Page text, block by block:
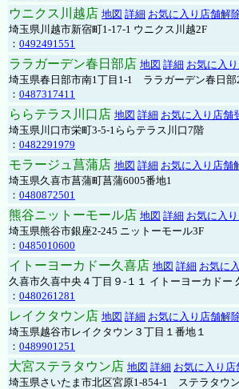
ウニクス川越店 地図 詳細 お気に入り店舗解
埼玉県川越市新宿町1-17-1 ウニクス川越2F
： 0492491551
ララガーデン春日部店 地図 詳細 お気に入
埼玉県春日部市南1丁目1-1 ララガーデン春日部
： 0487317411
ららテラス川口店 地図 詳細 お気に入り店舗
埼玉県川口市栄町3-5-1ららテラス川口7階
： 0482291979
モラージュ菖蒲店 地図 詳細 お気に入り店舗
埼玉県久喜市菖蒲町菖蒲6005番地1
： 0480872501
熊谷ニットーモール店 地図 詳細 お気に入
埼玉県熊谷市銀座2-245 ニットーモール3F
： 0485010600
イトーヨーカドー久喜店 地図 詳細 お気に
久喜市久喜中央４丁目９-１１ イトーヨーカドー
： 0480261281
レイクタウン店 地図 詳細 お気に入り店舗解
埼玉県越谷市レイクタウン３丁目１番地１
： 0489901251
大宮ステラタウン店 地図 詳細 お気に入り店
埼玉県さいたま市北区宮原1-854-1 ステラタウ